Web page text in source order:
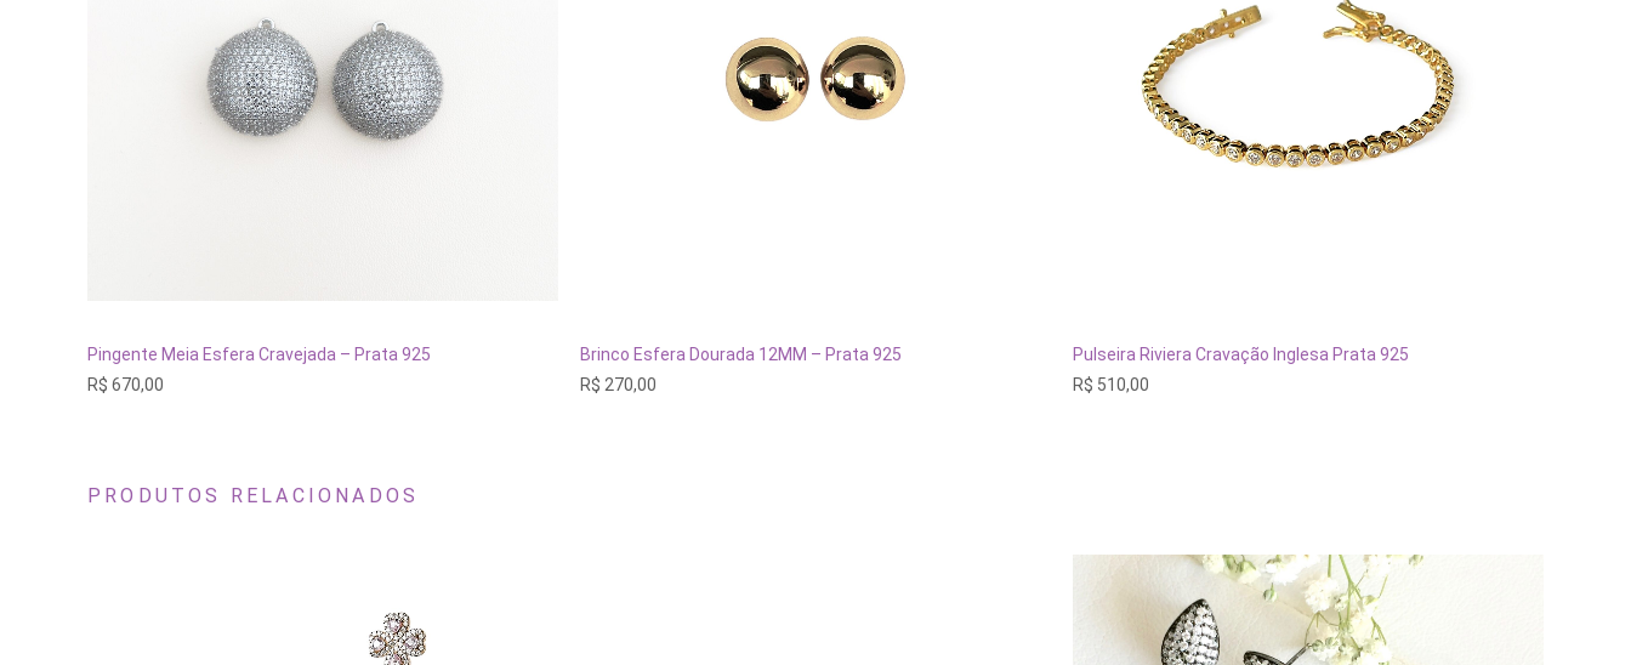
ADICIONAR AO CARRINHO
Pingente Meia Esfera Cravejada – Prata 925
R$ 670,00
ADICIONAR AO CARRINHO
Brinco Esfera Dourada 12MM – Prata 925
R$ 270,00
ESGOTADO
Pulseira Riviera Cravação Inglesa Prata 925
R$ 510,00
PRODUTOS RELACIONADOS